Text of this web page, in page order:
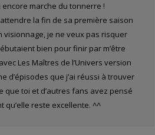
marche du tonnerre !
la fin de sa première saison
visionnage, je ne veux pas risquer
bien pour finir par m’être
Les Maîtres de l’Univers version
d’épisodes que j’ai réussi à trouver
que toi et d’autres fans avez pensé
qu’elle reste excellente. ^^